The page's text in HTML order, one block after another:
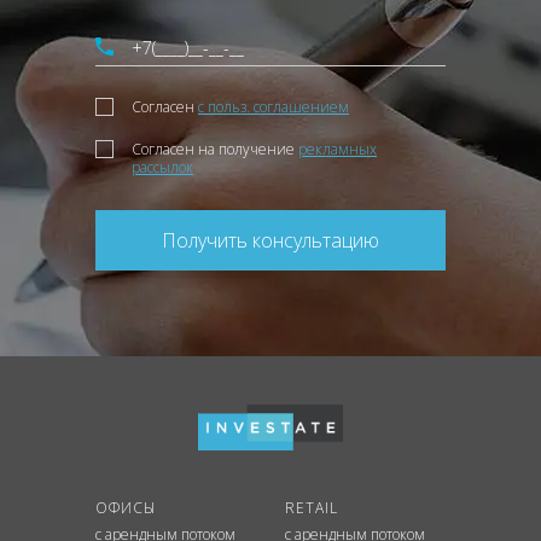
Согласен с польз. соглашением
Согласен на получение рекламных
рассылок
Получить консультацию
ОФИСЫ
с арендным потоком
RETAIL
с арендным потоком